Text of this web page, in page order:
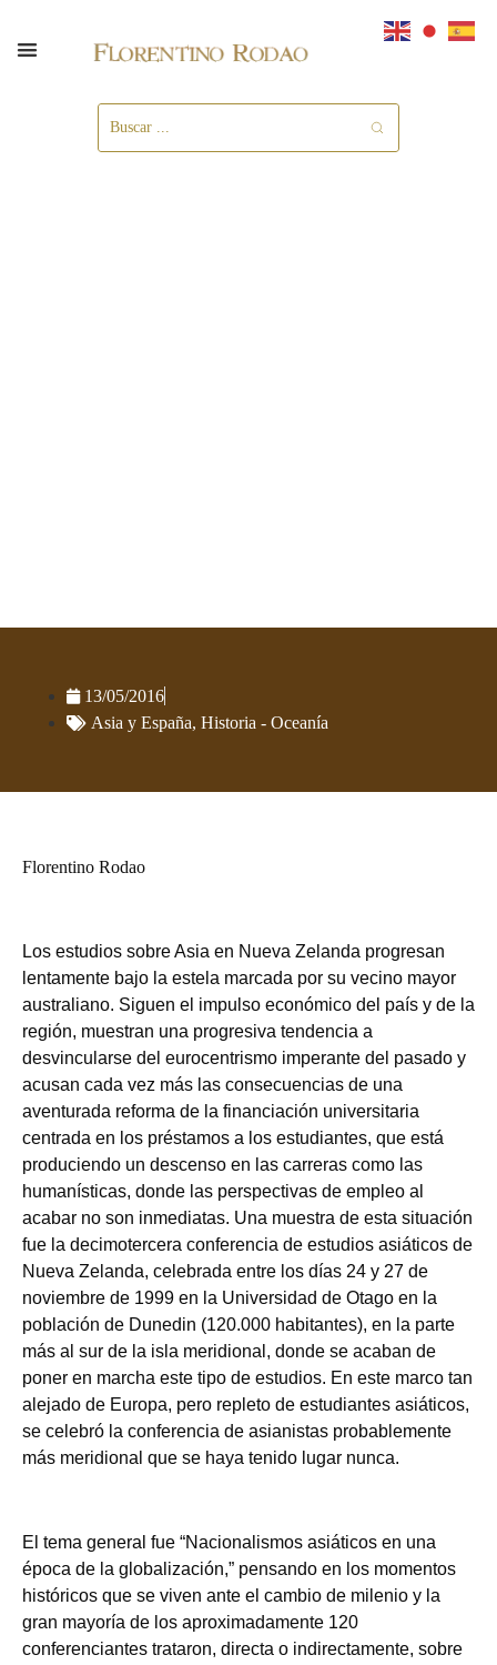
13/05/2016
Asia y España, Historia - Oceanía
Florentino Rodao
Los estudios sobre Asia en Nueva Zelanda progresan
lentamente bajo la estela marcada por su vecino mayor
australiano. Siguen el impulso económico del país y de la
región, muestran una progresiva tendencia a
desvincularse del eurocentrismo imperante del pasado y
acusan cada vez más las consecuencias de una
aventurada reforma de la financiación universitaria
centrada en los préstamos a los estudiantes, que está
produciendo un descenso en las carreras como las
humanísticas, donde las perspectivas de empleo al
acabar no son inmediatas. Una muestra de esta situación
fue la decimotercera conferencia de estudios asiáticos de
Nueva Zelanda, celebrada entre los días 24 y 27 de
noviembre de 1999 en la Universidad de Otago en la
población de Dunedin (120.000 habitantes), en la parte
más al sur de la isla meridional, donde se acaban de
poner en marcha este tipo de estudios. En este marco tan
alejado de Europa, pero repleto de estudiantes asiáticos,
se celebró la conferencia de asianistas probablemente
más meridional que se haya tenido lugar nunca.
El tema general fue “Nacionalismos asiáticos en una
época de la globalización,” pensando en los momentos
históricos que se viven ante el cambio de milenio y la
gran mayoría de los aproximadamente 120
conferenciantes trataron, directa o indirectamente, sobre